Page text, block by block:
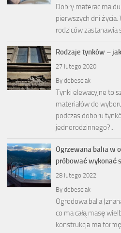
Dobry materac ma
pierwszych dni życia.
rodziców zastanawia
Rodzaje tynków –
27 lutego 2020
By debesciak
Tynki elewacyjne to
materiałów do
podczas doboru
jednorodzinnego?...
Ogrzewana balia w
próbować wykonać
28 lutego 2022
By debesciak
Ogrodowa balia
co ma całą masę
konstrukcja ma